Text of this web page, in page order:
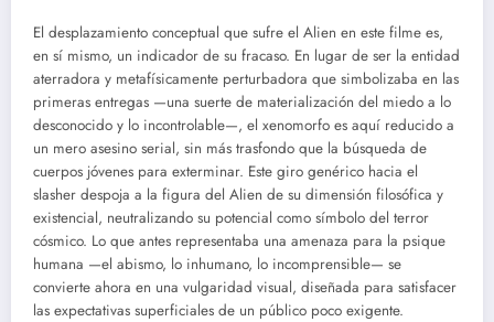
El desplazamiento conceptual que sufre el Alien en este filme es,
en sí mismo, un indicador de su fracaso. En lugar de ser la entidad
aterradora y metafísicamente perturbadora que simbolizaba en las
primeras entregas —una suerte de materialización del miedo a lo
desconocido y lo incontrolable—, el xenomorfo es aquí reducido a
un mero asesino serial, sin más trasfondo que la búsqueda de
cuerpos jóvenes para exterminar. Este giro genérico hacia el
slasher despoja a la figura del Alien de su dimensión filosófica y
existencial, neutralizando su potencial como símbolo del terror
cósmico. Lo que antes representaba una amenaza para la psique
humana —el abismo, lo inhumano, lo incomprensible— se
convierte ahora en una vulgaridad visual, diseñada para satisfacer
las expectativas superficiales de un público poco exigente.